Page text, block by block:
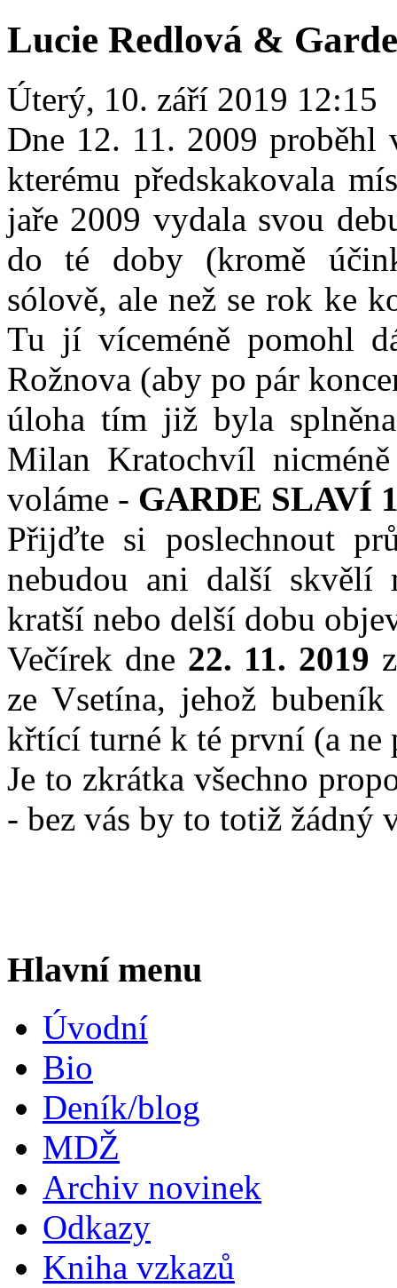
Lucie Redlová &
Úterý, 10. září 2019 12:15
Dne 12. 11. 2009 proběhl
kterému předskakovala
jaře 2009 vydala svou
do té doby (kromě
sólově, ale než se rok ke
Tu jí víceméně pomohl
Rožnova (aby po pár
úloha tím již byla
Milan Kratochvíl
voláme - GARDE SLAVÍ
Přijďte si poslechnout
nebudou ani další skvělí
kratší nebo delší dobu
Večírek dne 22. 11. 2019
ze Vsetína, jehož
křtící turné k té první (a ne
Je to zkrátka všechno
- bez vás by to totiž žádný
Hlavní menu
Úvodní
Bio
Deník/blog
MDŽ
Archiv novinek
Odkazy
Kniha vzkazů